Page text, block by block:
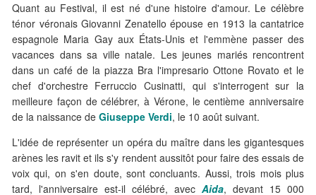
Quant au Festival, il est né d'une histoire d'amour. Le célèbre
ténor véronais Giovanni Zenatello épouse en 1913 la cantatrice
espagnole Maria Gay aux États-Unis et l'emmène passer des
vacances dans sa ville natale. Les jeunes mariés rencontrent
dans un café de la piazza Bra l'impresario Ottone Rovato et le
chef d'orchestre Ferruccio Cusinatti, qui s'interrogent sur la
meilleure façon de célébrer, à Vérone, le centième anniversaire
de la naissance de Giuseppe Verdi, le 10 août suivant.
L'idée de représenter un opéra du maître dans les gigantesques
arènes les ravit et ils s'y rendent aussitôt pour faire des essais de
voix qui, on s'en doute, sont concluants. Aussi, trois mois plus
tard, l'anniversaire est-il célébré, avec Aida, devant 15 000